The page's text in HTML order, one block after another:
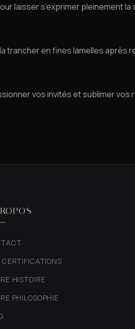
laisser s’exprimer pleinement
trancher en fines lamelles après
vos invités et sublimer vos
CERTIFICATIONS
HISTOIRE
PHILOSOPHIE